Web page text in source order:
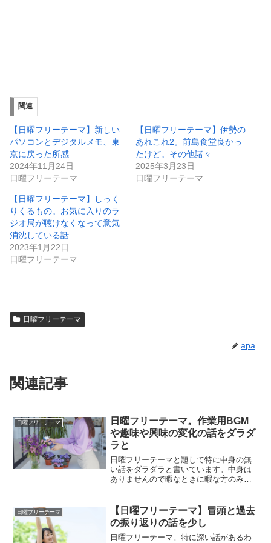
関連
【日曜フリーテーマ】新しい
パソコンとデジタルメモ、東
京に戻った所感
2024年11月24日
日曜フリーテーマ
【日曜フリーテーマ】伊勢の
あれこれ2。前島食堂良かっ
たけど。その他諸々
2025年3月23日
日曜フリーテーマ
【日曜フリーテーマ】しっく
りくるもの。お気に入りのラ
ジオ局が聴けなくなって意気
消沈している話
2023年1月22日
日曜フリーテーマ
日曜フリーテーマ
apa
関連記事
日曜フリーテーマ
日曜フリーテーマ。作業用BGM
や趣味や興味の変化の話をダラダ
ラと
日曜フリーテーマと題して特に中身の無
い話をダラダラと書いています。中身は
ありませんので暇なときに暇な方のみお
す。
日曜フリーテーマ
【日曜フリーテーマ】冒頭と過去
の振り返りの話を少し
日曜フリーテーマ。特に深い話があるわ